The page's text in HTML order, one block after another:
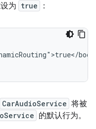
为 true ：
CarAudioService 将被
的默认行为。